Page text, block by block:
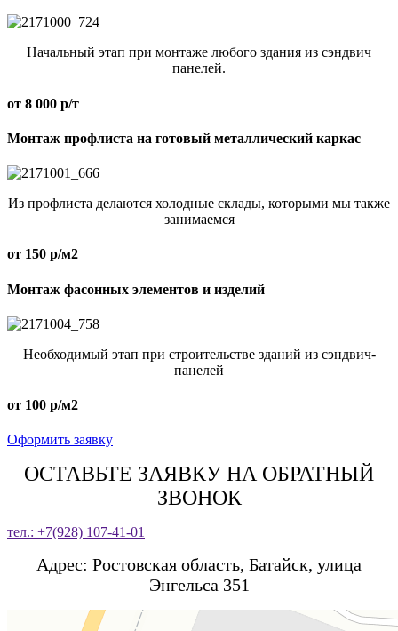
Начальный этап при монтаже любого здания из сэндвич
панелей.
от 8 000 р/т
Монтаж профлиста на готовый металлический каркас
Из профлиста делаются холодные склады, которыми мы также
занимаемся
от 150 р/м2
Монтаж фасонных элементов и изделий
Необходимый этап при строительстве зданий из сэндвич-
панелей
от 100 р/м2
Оформить заявку
ОСТАВЬТЕ ЗАЯВКУ НА ОБРАТНЫЙ
ЗВОНОК
тел.: +7(928) 107-41-01
Адрес: Ростовская область, Батайск, улица
Энгельса 351